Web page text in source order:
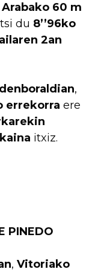
Arabako 60 m
du 8’’96ko
2an
,
errekorra ere
itxiz.
PINEDO
, Vitoriako